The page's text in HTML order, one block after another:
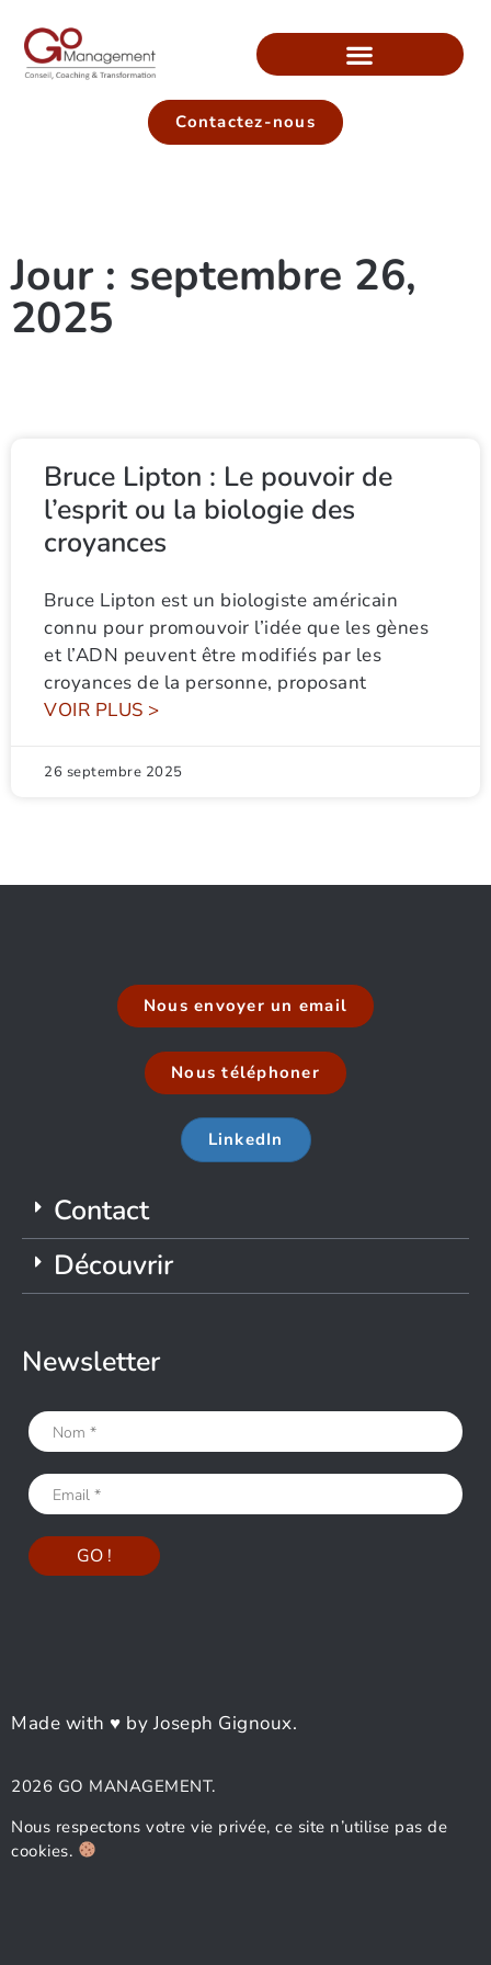
Contactez-nous
Jour : septembre 26,
2025
Bruce Lipton : Le pouvoir de
l’esprit ou la biologie des
croyances
Bruce Lipton est un biologiste américain
connu pour promouvoir l’idée que les gènes
et l’ADN peuvent être modifiés par les
croyances de la personne, proposant
VOIR PLUS >
26 septembre 2025
Nous envoyer un email
Nous téléphoner
LinkedIn
Contact
Découvrir
Newsletter
Made with ♥ by Joseph Gignoux.
2026 GO MANAGEMENT.
Nous respectons votre vie privée, ce site n’utilise pas de
cookies.